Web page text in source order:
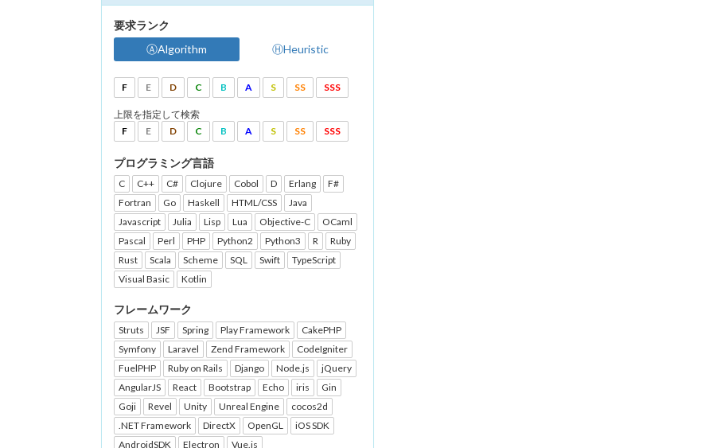
要求ランク
ⒶAlgorithm
ⒽHeuristic
F E D C B A S SS SSS
上限を指定して検索
F
E D C B A S SS SSS
プログラミング言語
C C++ C# Clojure Cobol D Erlang
F#
Fortran
Go Haskell HTML/CSS
Java
Javascript
Julia Lisp Lua Objective-C
OCaml
Pascal
Perl PHP Python2 Python3 R
Ruby
Rust
Scala Scheme SQL Swift
TypeScript
Visual Basic
Kotlin
フレームワーク
Struts JSF Spring Play Framework
CakePHP
Symfony
Laravel Zend Framework
CodeIgniter
FuelPHP
Ruby on Rails Django Node.js
jQuery
AngularJS
React Bootstrap Echo iris
Gin
Goji
Revel Unity Unreal Engine
cocos2d
.NET Framework
DirectX OpenGL
iOS SDK
AndroidSDK
Electron Vue.js